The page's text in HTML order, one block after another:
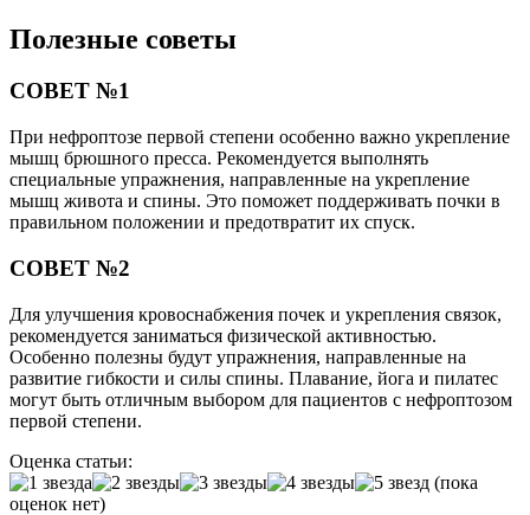
Полезные советы
СОВЕТ №1
При нефроптозе первой степени особенно важно укрепление
мышц брюшного пресса. Рекомендуется выполнять
специальные упражнения, направленные на укрепление
мышц живота и спины. Это поможет поддерживать почки в
правильном положении и предотвратит их спуск.
СОВЕТ №2
Для улучшения кровоснабжения почек и укрепления связок,
рекомендуется заниматься физической активностью.
Особенно полезны будут упражнения, направленные на
развитие гибкости и силы спины. Плавание, йога и пилатес
могут быть отличным выбором для пациентов с нефроптозом
первой степени.
Оценка статьи:
(пока
оценок нет)